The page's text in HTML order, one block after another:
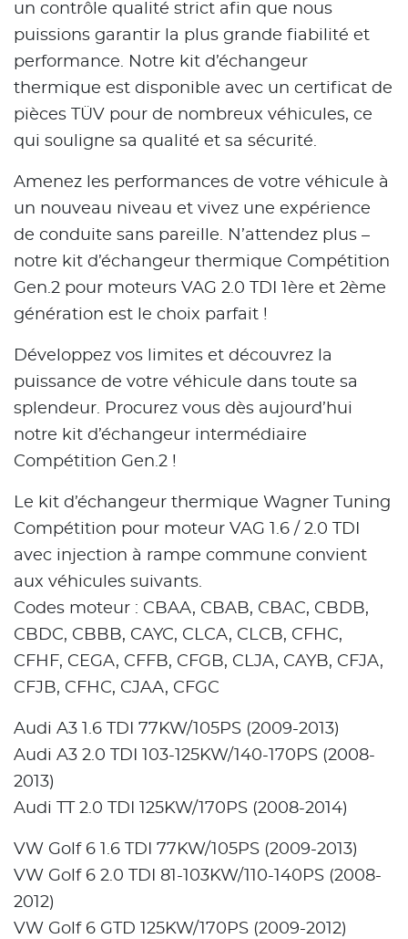
un contrôle qualité strict afin que nous
puissions garantir la plus grande fiabilité et
performance. Notre kit d’échangeur
thermique est disponible avec un certificat de
pièces TÜV pour de nombreux véhicules, ce
qui souligne sa qualité et sa sécurité.
Amenez les performances de votre véhicule à
un nouveau niveau et vivez une expérience
de conduite sans pareille. N’attendez plus –
notre kit d’échangeur thermique Compétition
Gen.2 pour moteurs VAG 2.0 TDI 1ère et 2ème
génération est le choix parfait !
Développez vos limites et découvrez la
puissance de votre véhicule dans toute sa
splendeur. Procurez vous dès aujourd’hui
notre kit d’échangeur intermédiaire
Compétition Gen.2 !
Le kit d’échangeur thermique Wagner Tuning
Compétition pour moteur VAG 1.6 / 2.0 TDI
avec injection à rampe commune convient
aux véhicules suivants.
Codes moteur : CBAA, CBAB, CBAC, CBDB,
CBDC, CBBB, CAYC, CLCA, CLCB, CFHC,
CFHF, CEGA, CFFB, CFGB, CLJA, CAYB, CFJA,
CFJB, ​​​​CFHC, CJAA, CFGC
Audi A3 1.6 TDI 77KW/105PS (2009-2013)
Audi A3 2.0 TDI 103-125KW/140-170PS (2008-
2013)
Audi TT 2.0 TDI 125KW/170PS (2008-2014)
VW Golf 6 1.6 TDI 77KW/105PS (2009-2013)
VW Golf 6 2.0 TDI 81-103KW/110-140PS (2008-
2012)
VW Golf 6 GTD 125KW/170PS (2009-2012)